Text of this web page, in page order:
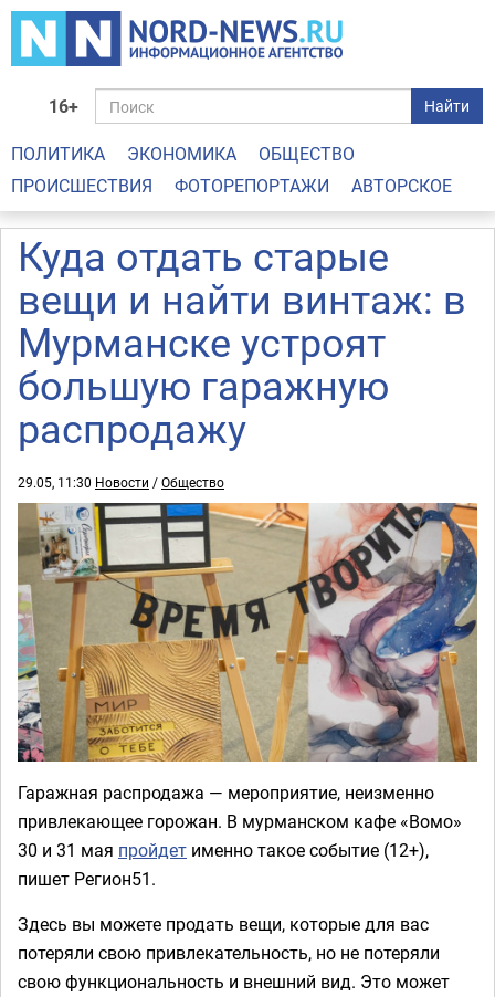
16+ Найти
ПОЛИТИКА ЭКОНОМИКА
ОБЩЕСТВО
ПРОИСШЕСТВИЯ
ФОТОРЕПОРТАЖИ АВТОРСКОЕ
Куда отдать старые
вещи и найти винтаж: в
Мурманске устроят
большую гаражную
распродажу
29.05, 11:30 Новости /Общество
Гаражная распродажа — мероприятие, неизменно
привлекающее горожан. В мурманском кафе «Вомо»
30 и 31 мая пройдет именно такое событие (12+),
пишет Регион51.
Здесь вы можете продать вещи, которые для вас
потеряли свою привлекательность, но не потеряли
свою функциональность и внешний вид. Это может